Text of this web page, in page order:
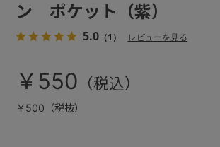
ン ポケット（紫）
5.0（1） レビューを見る
￥550
￥500（税抜）